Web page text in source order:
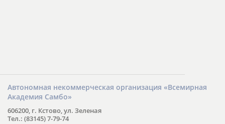
Автономная некоммерческая организация «Всемирная
Академия Самбо»
606200, г. Кстово, ул. Зеленая
Тел.: (83145) 7-79-74